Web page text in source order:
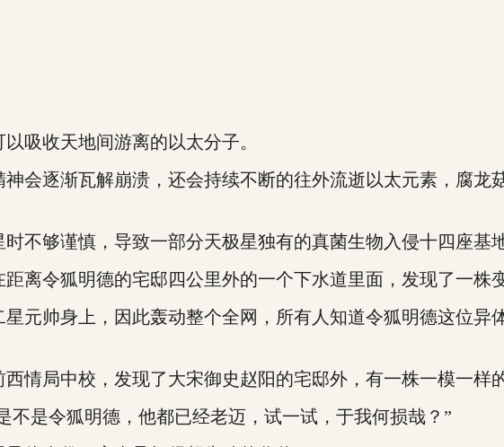
收天地间游离的以太分子。
逐渐瓦解崩溃，还会持续不断的往外流逝以太元素，腐龙
够谨慎，导致一部分天极星独有的真菌生物入侵十四座基
令狐明德的宅邸四公里外的一个下水道里面，发现了一株变
帅身上，因此轰动整个全网，所有人知道令狐明德这位异
局中校，发现了大宋御史赵阳的宅邸外，有一株一模一样的
是令狐明德，他都已经老迈，试一试，于我何损哉？”